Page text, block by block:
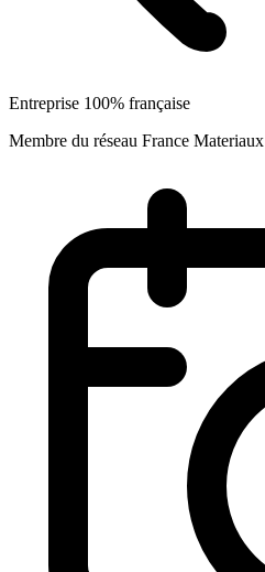
Entreprise 100% française
Membre du réseau France Materiaux